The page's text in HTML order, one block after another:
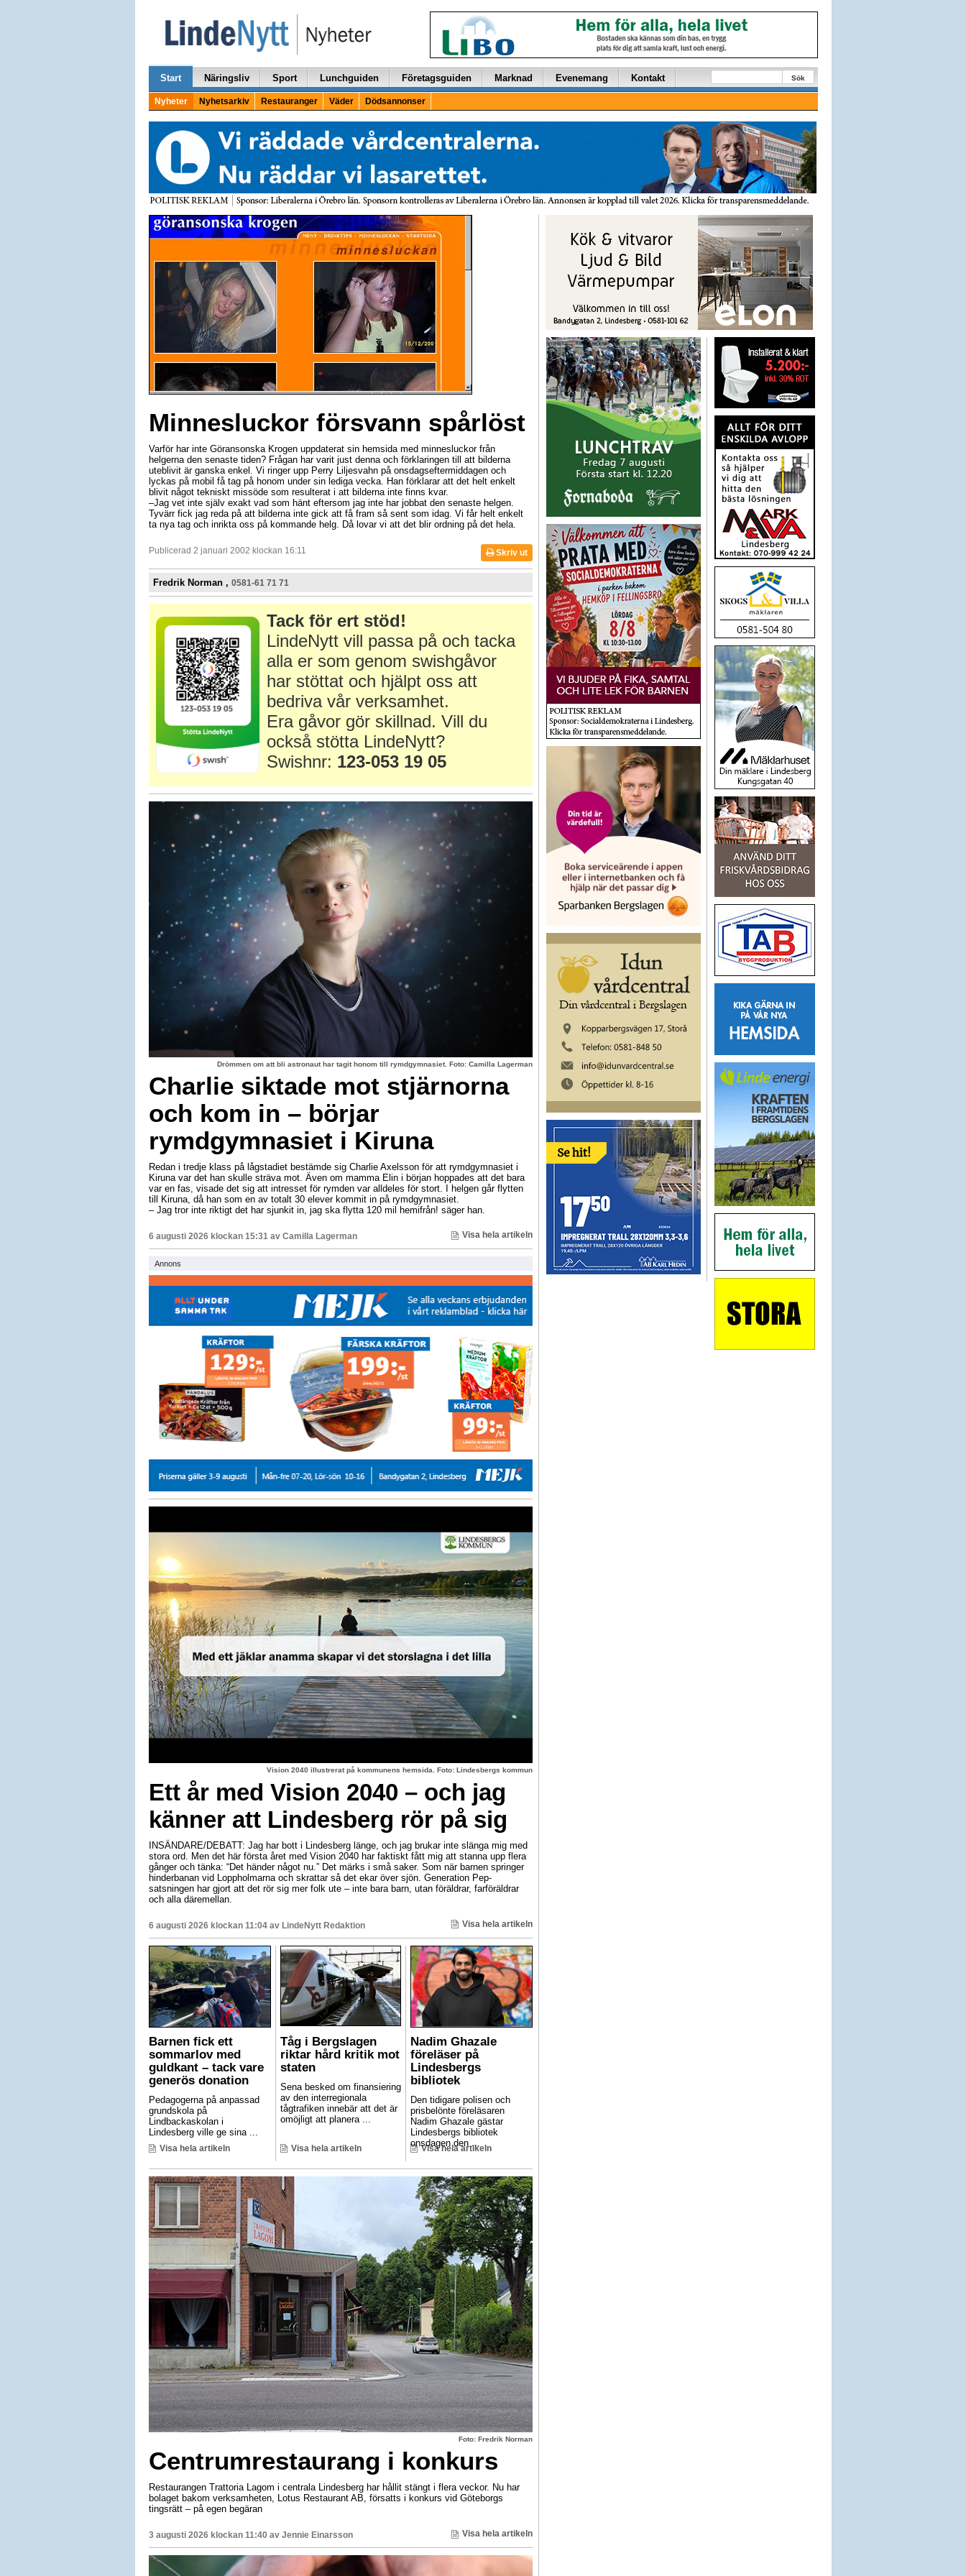
Start Näringsliv Sport Lunchguiden Företagsguiden Marknad Evenemang Kontakt Sök
Nyheter Nyhetsarkiv Restauranger Väder Dödsannonser
Minnesluckor försvann spårlöst
Varför har inte Göransonska Krogen uppdaterat sin hemsida med minnesluckor från
helgerna den senaste tiden? Frågan har varit just denna och förklaringen till att bilderna
uteblivit är ganska enkel. Vi ringer upp Perry Liljesvahn på onsdagseftermiddagen och
lyckas på mobil få tag på honom under sin lediga vecka. Han förklarar att det helt enkelt
blivit något tekniskt missöde som resulterat i att bilderna inte finns kvar.
–Jag vet inte själv exakt vad som hänt eftersom jag inte har jobbat den senaste helgen.
Tyvärr fick jag reda på att bilderna inte gick att få fram så sent som idag. Vi får helt enkelt
ta nya tag och inrikta oss på kommande helg. Då lovar vi att det blir ordning på det hela.
Publicerad 2 januari 2002 klockan 16:11 Skriv ut
Fredrik Norman , 0581-61 71 71
Tack för ert stöd!
LindeNytt vill passa på och tacka
alla er som genom swishgåvor
har stöttat och hjälpt oss att
bedriva vår verksamhet.
Era gåvor gör skillnad. Vill du
också stötta LindeNytt?
Swishnr: 123-053 19 05
Drömmen om att bli astronaut har tagit honom till rymdgymnasiet. Foto: Camilla Lagerman
Charlie siktade mot stjärnorna
och kom in – börjar
rymdgymnasiet i Kiruna
Redan i tredje klass på lågstadiet bestämde sig Charlie Axelsson för att rymdgymnasiet i
Kiruna var det han skulle sträva mot. Även om mamma Elin i början hoppades att det bara
var en fas, visade det sig att intresset för rymden var alldeles för stort. I helgen går flytten
till Kiruna, då han som en av totalt 30 elever kommit in på rymdgymnasiet.
– Jag tror inte riktigt det har sjunkit in, jag ska flytta 120 mil hemifrån! säger han.
6 augusti 2026 klockan 15:31 av Camilla Lagerman Visa hela artikeln
Annons
Vision 2040 illustrerat på kommunens hemsida. Foto: Lindesbergs kommun
Ett år med Vision 2040 – och jag
känner att Lindesberg rör på sig
INSÄNDARE/DEBATT: Jag har bott i Lindesberg länge, och jag brukar inte slänga mig med
stora ord. Men det här första året med Vision 2040 har faktiskt fått mig att stanna upp flera
gånger och tänka: “Det händer något nu.” Det märks i små saker. Som när barnen springer
hinderbanan vid Loppholmarna och skrattar så det ekar över sjön. Generation Pep-
satsningen har gjort att det rör sig mer folk ute – inte bara barn, utan föräldrar, farföräldrar
och alla däremellan.
6 augusti 2026 klockan 11:04 av LindeNytt Redaktion Visa hela artikeln
Barnen fick ett
sommarlov med
guldkant – tack vare
generös donation
Pedagogerna på anpassad
grundskola på
Lindbackaskolan i
Lindesberg ville ge sina ...
Visa hela artikeln
Tåg i Bergslagen
riktar hård kritik mot
staten
Sena besked om finansiering
av den interregionala
tågtrafiken innebär att det är
omöjligt att planera ...
Visa hela artikeln
Nadim Ghazale
föreläser på
Lindesbergs
bibliotek
Den tidigare polisen och
prisbelönte föreläsaren
Nadim Ghazale gästar
Lindesbergs bibliotek
onsdagen den ...
Visa hela artikeln
Foto: Fredrik Norman
Centrumrestaurang i konkurs
Restaurangen Trattoria Lagom i centrala Lindesberg har hållit stängt i flera veckor. Nu har
bolaget bakom verksamheten, Lotus Restaurant AB, försatts i konkurs vid Göteborgs
tingsrätt – på egen begäran
3 augusti 2026 klockan 11:40 av Jennie Einarsson Visa hela artikeln